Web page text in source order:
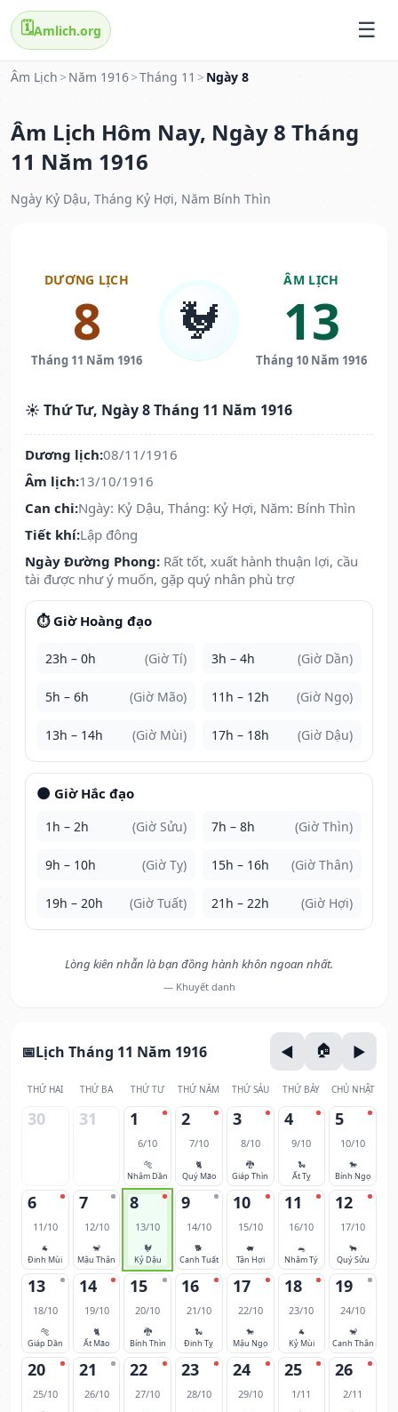
🗓️Amlich.org
Âm Lịch > Năm 1916>Tháng 11 > Ngày 8
Âm Lịch Hôm Nay, Ngày 8 Tháng
11 Năm 1916
Ngày Kỷ Dậu, Tháng Kỷ Hợi, Năm Bính Thìn
DƯƠNG LỊCH
8
Tháng 11 Năm 1916
🐓
ÂM LỊCH
13
Tháng 10 Năm 1916
☀️ Thứ Tư, Ngày 8 Tháng 11 Năm 1916
Dương lịch:08/11/1916
Âm lịch:13/10/1916
Can chi:Ngày: Kỷ Dậu, Tháng: Kỷ Hợi, Năm: Bính Thìn
Tiết khí:Lập đông
Ngày Đường Phong: Rất tốt, xuất hành thuận lợi, cầu
tài được như ý muốn, gặp quý nhân phù trợ
⏱️ Giờ Hoàng đạo
23h – 0h (Giờ Tí) 3h – 4h (Giờ Dần)
5h – 6h (Giờ Mão) 11h – 12h (Giờ Ngọ)
13h – 14h (Giờ Mùi) 17h – 18h (Giờ Dậu)
🌑 Giờ Hắc đạo
1h – 2h (Giờ Sửu) 7h – 8h (Giờ Thìn)
9h – 10h (Giờ Tỵ) 15h – 16h (Giờ Thân)
19h – 20h (Giờ Tuất) 21h – 22h (Giờ Hợi)
Lòng kiên nhẫn là bạn đồng hành khôn ngoan nhất.
— Khuyết danh
Lịch Tháng 11 Năm 1916
THỨ HAI THỨ BA THỨ TƯ THỨ NĂM THỨ SÁU THỨ BẢY CHỦ NHẬT
30 31 1
6/10
🐅
Nhâm Dần
2
7/10
🐈
Quý Mão
3
8/10
🐉
Giáp Thìn
4
9/10
🐍
Ất Tỵ
5
10/10
🐎
Bính Ngọ
6
11/10
🐐
Đinh Mùi
7
12/10
🐒
Mậu Thân
8
13/10
🐓
Kỷ Dậu
9
14/10
🐕
Canh Tuất
10
15/10
🐖
Tân Hợi
11
16/10
🐀
Nhâm Tý
12
17/10
🐂
Quý Sửu
13
18/10
🐅
Giáp Dần
14
19/10
🐈
Ất Mão
15
20/10
🐉
Bính Thìn
16
21/10
🐍
Đinh Tỵ
17
22/10
🐎
Mậu Ngọ
18
23/10
🐐
Kỷ Mùi
19
24/10
🐒
Canh Thân
20
25/10
21
26/10
22
27/10
23
28/10
24
29/10
25
1/11
26
2/11